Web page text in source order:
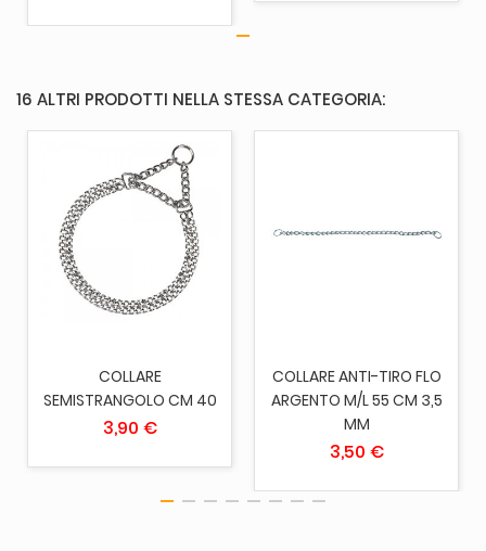
16 ALTRI PRODOTTI NELLA STESSA CATEGORIA:
COLLARE
SEMISTRANGOLO CM 40
3,90 €
COLLARE ANTI-TIRO FLO
ARGENTO M/L 55 CM 3,5
MM
3,50 €